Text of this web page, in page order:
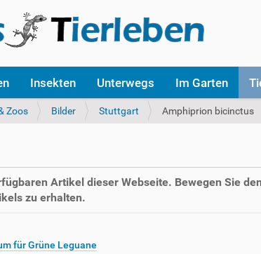
Insekten Unterwegs Im Garten
Zoos Bilder Stuttgart Amphiprion bicinctus
Artikel dieser Webseite. Bewegen Sie
zu erhalten.
für Grüne Leguane